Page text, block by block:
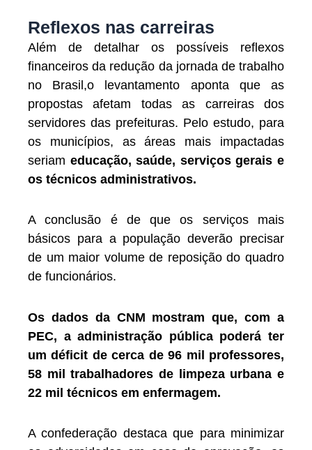
Reflexos nas carreiras
Além de detalhar os possíveis reflexos
financeiros da redução da jornada de trabalho
no Brasil,o levantamento aponta que as
propostas afetam todas as carreiras dos
servidores das prefeituras. Pelo estudo, para
os municípios, as áreas mais impactadas
seriam educação, saúde, serviços gerais e
os técnicos administrativos.
A conclusão é de que os serviços mais
básicos para a população deverão precisar
de um maior volume de reposição do quadro
de funcionários.
Os dados da CNM mostram que, com a
PEC, a administração pública poderá ter
um déficit de cerca de 96 mil professores,
58 mil trabalhadores de limpeza urbana e
22 mil técnicos em enfermagem.
A confederação destaca que para minimizar